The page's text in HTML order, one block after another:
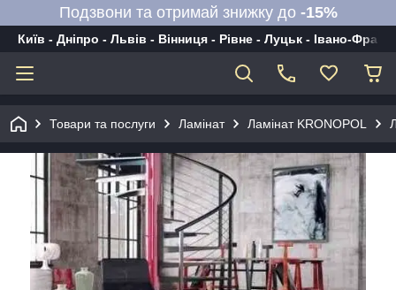
Подзвони та отримай знижку до -15%
Київ - Дніпро - Львів - Вінниця - Рівне - Луцьк - Івано-
Товари та послуги Ламінат Ламінат KRONOPOL